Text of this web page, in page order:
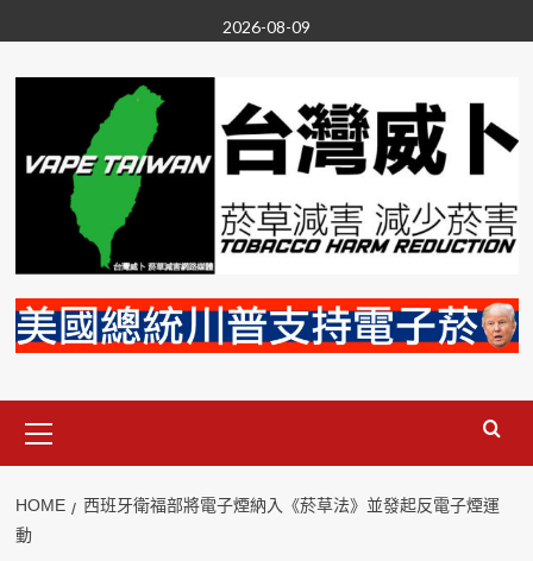
to
content
2026-08-09
Menu
HOME
西班牙衛福部將電子煙納入《菸草法》並發起反電子煙運
動